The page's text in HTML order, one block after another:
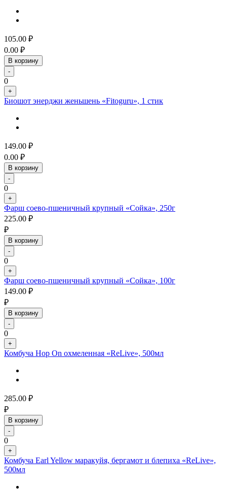
105.00 ₽
0.00 ₽
В корзину
-
0
+
Биошот энерджи женьшень «Fitoguru», 1 стик
149.00 ₽
0.00 ₽
В корзину
-
0
+
Фарш соево-пшеничный крупный «Сойка», 250г
225.00 ₽
₽
В корзину
-
0
+
Фарш соево-пшеничный крупный «Сойка», 100г
149.00 ₽
₽
В корзину
-
0
+
Комбуча Hop On охмеленная «ReLive», 500мл
285.00 ₽
₽
В корзину
-
0
+
Комбуча Earl Yellow маракуйя, бергамот и блепиха «ReLive»,
500мл